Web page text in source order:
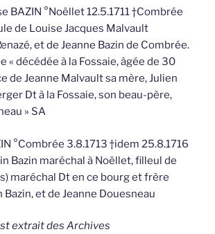
BAZIN °Noëllet 12.5.1711 †Combrée
de Louise Jacques Malvault
et de Jeanne Bazin de Combrée.
« décédée à la Fossaie, âgée de 30
de Jeanne Malvault sa mère, Julien
Dt à la Fossaie, son beau-père,
» SA
°Combrée 3.8.1713 †idem 25.8.1716
Bazin maréchal à Noëllet, filleul de
maréchal Dt en ce bourg et frère
et de Jeanne Douesneau
extrait des Archives